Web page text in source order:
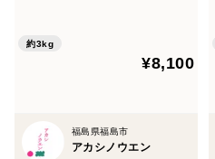
約3kg
¥8,100
福島県福島市
アカシノウエン